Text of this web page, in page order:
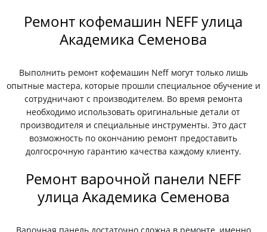
Ремонт кофемашин NEFF улица
Академика Семенова
Выполнить ремонт кофемашин Neff могут только лишь
опытные мастера, которые прошли специальное обучение и
сотрудничают с производителем. Во время ремонта
необходимо использовать оригинальные детали от
производителя и специальные инструменты. Это даст
возможность по окончанию ремонт предоставить
долгосрочную гарантию качества каждому клиенту.
Ремонт варочной панели NEFF
улица Академика Семенова